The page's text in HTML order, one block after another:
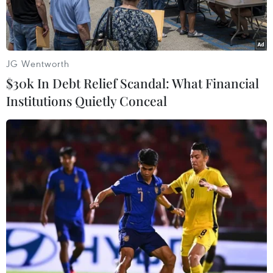
Tổng thống Syria Bashar al-Assad. (Nguồn: Reuters/TTXVN)
Ngày 11/4, Phó Chủ tịch Ủy ban đối ngoại Duma
quốc gia (Hạ viện) Nga Aleksey Chepa đã bác bỏ
thông tin trên truyền thông cho rằng Tổng thống
Syria Bashar al-Assad cùng với gia đình đã bỏ
chạy sang Iran để tránh cuộc dội bom mà Mỹ đe
JG Wentworth
$30k In Debt Relief Scandal: What Financial
Institutions Quietly Conceal